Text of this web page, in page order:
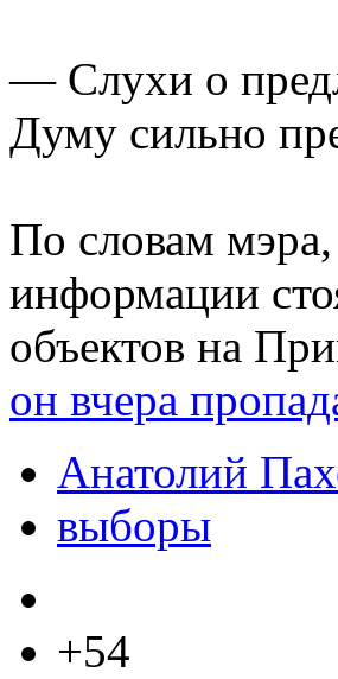
— Слухи о
Думу сильно
По словам
информации
объектов на
он вчера
Анатолий
выборы
+54